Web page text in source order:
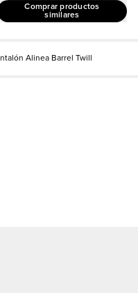
Comprar productos
similares
Alinea Barrel Twill